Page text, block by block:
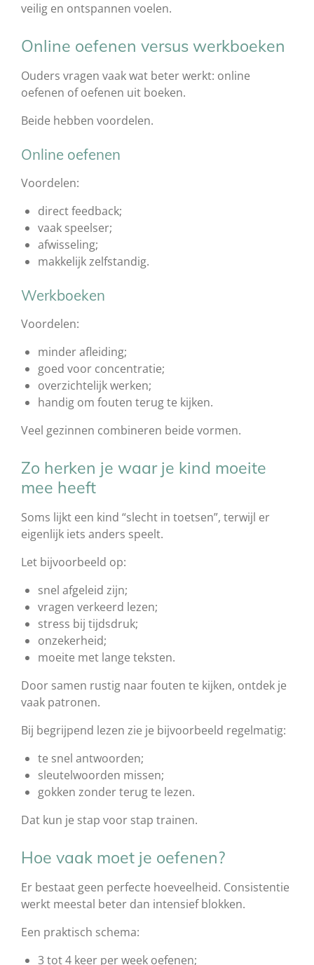
veilig en ontspannen voelen.
Online oefenen versus werkboeken
Ouders vragen vaak wat beter werkt: online
oefenen of oefenen uit boeken.
Beide hebben voordelen.
Online oefenen
Voordelen:
direct feedback;
vaak speelser;
afwisseling;
makkelijk zelfstandig.
Werkboeken
Voordelen:
minder afleiding;
goed voor concentratie;
overzichtelijk werken;
handig om fouten terug te kijken.
Veel gezinnen combineren beide vormen.
Zo herken je waar je kind moeite
mee heeft
Soms lijkt een kind “slecht in toetsen”, terwijl er
eigenlijk iets anders speelt.
Let bijvoorbeeld op:
snel afgeleid zijn;
vragen verkeerd lezen;
stress bij tijdsdruk;
onzekerheid;
moeite met lange teksten.
Door samen rustig naar fouten te kijken, ontdek je
vaak patronen.
Bij begrijpend lezen zie je bijvoorbeeld regelmatig:
te snel antwoorden;
sleutelwoorden missen;
gokken zonder terug te lezen.
Dat kun je stap voor stap trainen.
Hoe vaak moet je oefenen?
Er bestaat geen perfecte hoeveelheid. Consistentie
werkt meestal beter dan intensief blokken.
Een praktisch schema:
3 tot 4 keer per week oefenen;